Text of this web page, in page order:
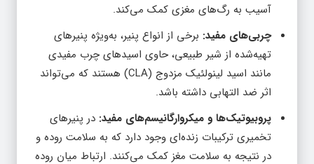
آسیب به رگ‌های مغزی کمک می‌کند.
چربی‌های مفید: برخی از انواع پنیر، به‌ویژه پنیرهای
تهیه‌شده از شیر طبیعی، حاوی اسیدهای چرب مفیدی
مانند اسید لینولئیک مزدوج (CLA) هستند که می‌تواند
اثر ضد التهابی داشته باشد.
پروبیوتیک‌ها و میکروارگانیسم‌های مفید: در پنیرهای
تخمیری ترکیبات زنده‌ای وجود دارد که به سلامت روده و
در نتیجه به سلامت مغز کمک می‌کنند. ارتباط میان روده